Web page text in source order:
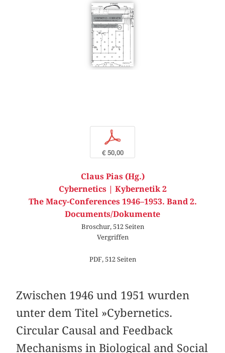
p
€ 50,00
Claus Pias (Hg.)
Cybernetics | Kybernetik 2
The Macy-Conferences 1946–1953. Band 2.
Documents/Dokumente
Broschur, 512 Seiten
Vergriffen
PDF, 512 Seiten
Zwischen 1946 und 1951 wurden
unter dem Titel »Cybernetics.
Circular Causal and Feedback
Mechanisms in Biological and Social